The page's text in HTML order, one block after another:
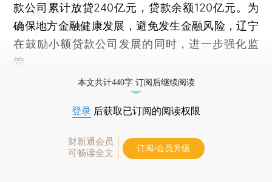
款公司累计放贷240亿元，贷款余额120亿元。为
确保地方金融健康发展，避免发生金融风险，辽宁
在鼓励小额贷款公司发展的同时，进一步强化监
管。
本文共计440字 订阅后继续阅读
登录 后获取已订阅的阅读权限
财新通会员
可畅读全文
订阅/会员升级